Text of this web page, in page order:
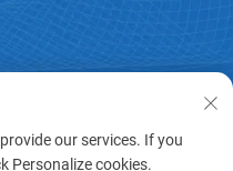
our services. If you
Personalize cookies.